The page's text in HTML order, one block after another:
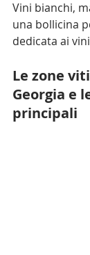
Vini bianchi,
una bollicina
dedicata ai
Le zone
Georgia e
principali